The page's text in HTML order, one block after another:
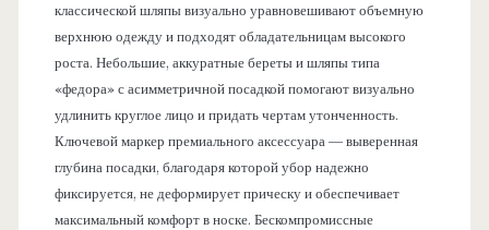
классической шляпы визуально уравновешивают объемную
верхнюю одежду и подходят обладательницам высокого
роста. Небольшие, аккуратные береты и шляпы типа
«федора» с асимметричной посадкой помогают визуально
удлинить круглое лицо и придать чертам утонченность.
Ключевой маркер премиального аксессуара — выверенная
глубина посадки, благодаря которой убор надежно
фиксируется, не деформирует прическу и обеспечивает
максимальный комфорт в носке. Бескомпромиссные